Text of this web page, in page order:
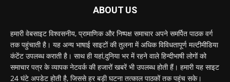
ABOUT US
हमारी वेबसाइट विश्वसनीय, प्रामाणिक और निष्पक्ष समाचार अपने समर्पित पाठक वर्ग
तक पहुंचाती है। यह अन्य भाषाई साइटों की तुलना में अधिक विविधतापूर्ण मल्टीमीडिया
कंटेंट उपलब्ध कराती है। साथ ही यहां,दुनिया भर में रहने वाले हिन्दीभाषी लोगों को
समाचार पत्र के व्यापक नेटवर्क की हजारों खबरें भी उपलब्ध होती हैं। हमारी यह साइट
24 घंटे अपडेट होती है, जिससे हर बड़ी घटना तत्काल पाठकों तक पहुंच सके।